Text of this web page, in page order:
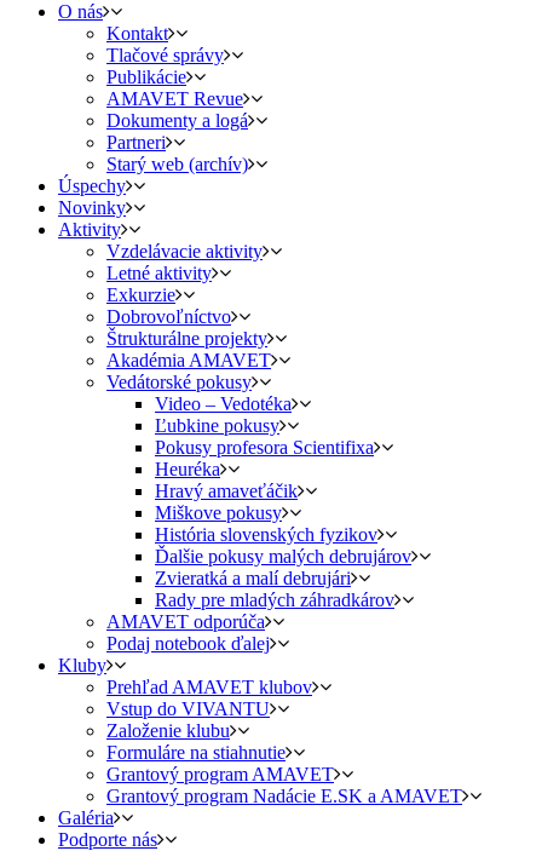
O nás
Kontakt
Tlačové správy
Publikácie
AMAVET Revue
Dokumenty a logá
Partneri
Starý web (archív)
Úspechy
Novinky
Aktivity
Vzdelávacie aktivity
Letné aktivity
Exkurzie
Dobrovoľníctvo
Štrukturálne projekty
Akadémia AMAVET
Vedátorské pokusy
Video – Vedotéka
Ľubkine pokusy
Pokusy profesora Scientifixa
Heuréka
Hravý amaveťáčik
Miškove pokusy
História slovenských fyzikov
Ďalšie pokusy malých debrujárov
Zvieratká a malí debrujári
Rady pre mladých záhradkárov
AMAVET odporúča
Podaj notebook ďalej
Kluby
Prehľad AMAVET klubov
Vstup do VIVANTU
Založenie klubu
Formuláre na stiahnutie
Grantový program AMAVET
Grantový program Nadácie E.SK a AMAVET
Galéria
Podporte nás